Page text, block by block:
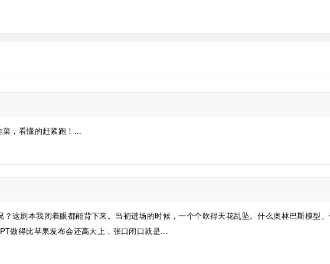
，看懂的赶紧跑！...
这剧本我闭着眼都能背下来。当初进场的时候，一个个吹得天花乱坠。什么奥林巴斯模型
做得比苹果发布会还高大上，张口闭口就是...